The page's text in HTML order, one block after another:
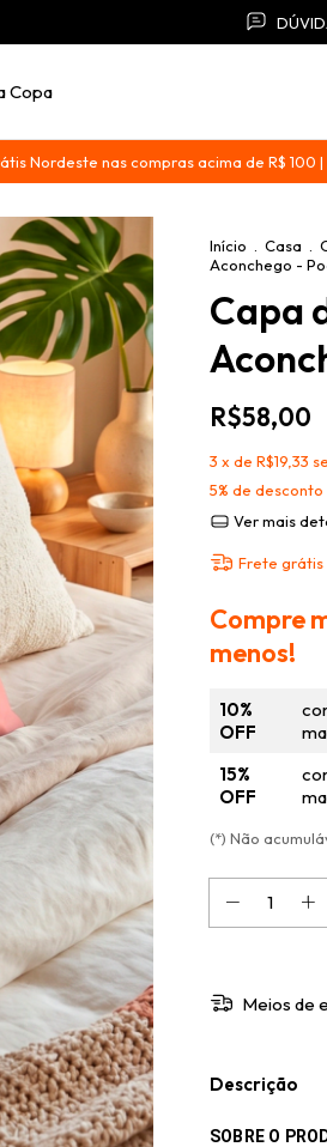
Copa
Nordeste nas compras acima de R$ 100 |
Início Casa
Aconchego -
Capa
R$58,00
3 x de R$19,33
5% de desconto
Ver mais
Frete grátis
Compre
menos!
10%
OFF
15%
OFF
(*) Não
Meios de
Descrição
SOBRE O